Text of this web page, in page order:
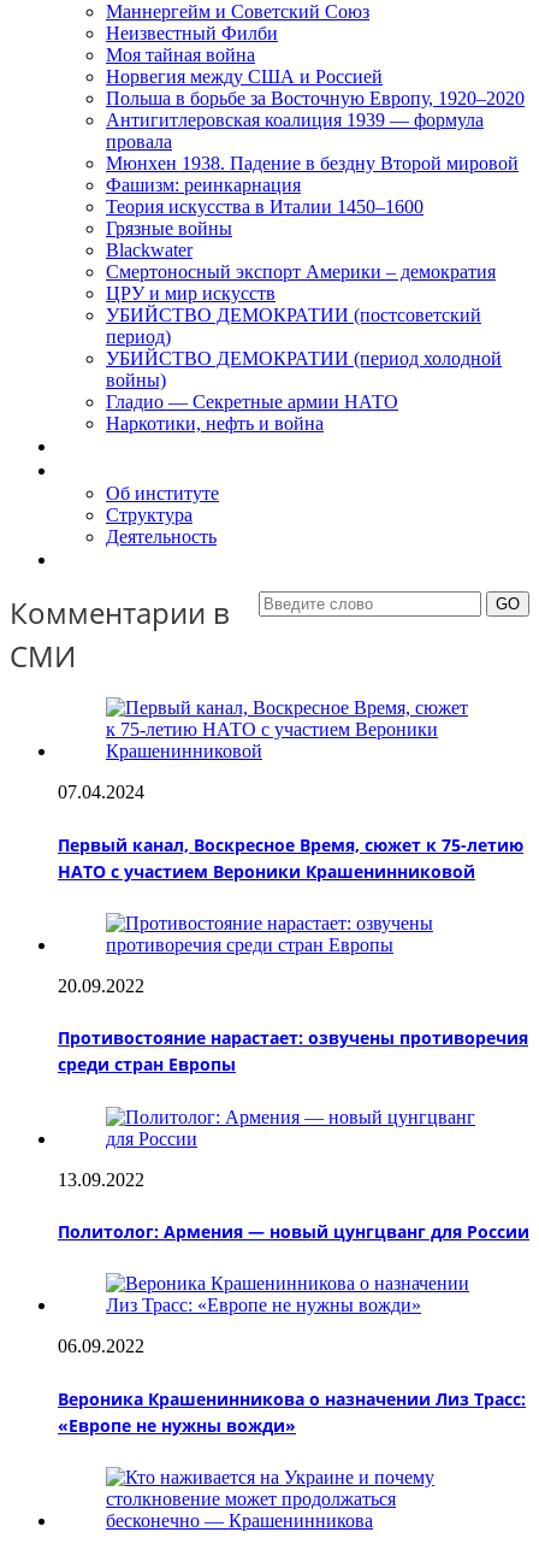
Маннергейм и Советский Союз
Неизвестный Филби
Моя тайная война
Норвегия между США и Россией
Польша в борьбе за Восточную Европу, 1920–2020
Антигитлеровская коалиция 1939 — формула
провала
Мюнхен 1938. Падение в бездну Второй мировой
Фашизм: реинкарнация
Теория искусства в Италии 1450–1600
Грязные войны
Blackwater
Смертоносный экспорт Америки – демократия
ЦРУ и мир искусств
УБИЙСТВО ДЕМОКРАТИИ (постсоветский
период)
УБИЙСТВО ДЕМОКРАТИИ (период холодной
войны)
Гладио — Секретные армии НАТО
Наркотики, нефть и война
Об институте
Структура
Деятельность
Комментарии в
СМИ
07.04.2024
Первый канал, Воскресное Время, сюжет к 75-летию
НАТО с участием Вероники Крашенинниковой
20.09.2022
Противостояние нарастает: озвучены противоречия
среди стран Европы
13.09.2022
Политолог: Армения — новый цунгцванг для России
06.09.2022
Вероника Крашенинникова о назначении Лиз Трасс:
«Европе не нужны вожди»